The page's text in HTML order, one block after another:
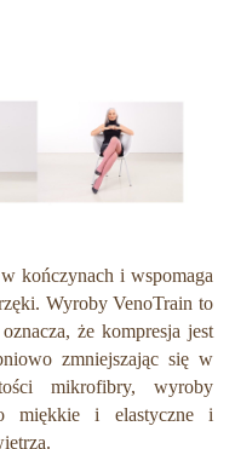
kończynach i wspomaga
Wyroby VenoTrain to
że kompresja jest
zmniejszając się w
mikrofibry, wyroby
miękkie i elastyczne i